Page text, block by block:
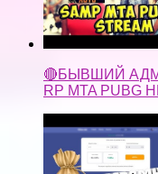
🔴БЫВШИЙ
RP MTA PUBG